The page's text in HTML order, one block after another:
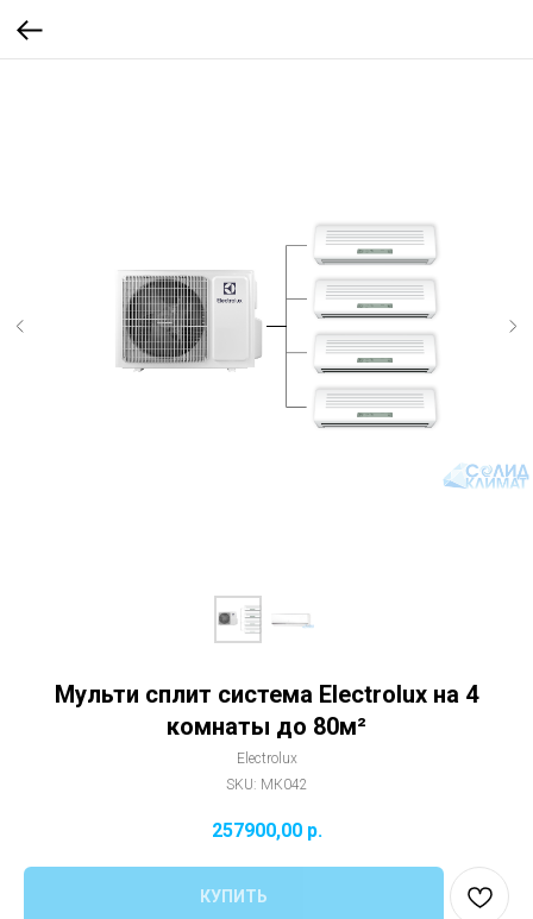
Мульти сплит система Electrolux на 4
комнаты до 80м²
Electrolux
SKU: МК042
257900,00 р.
КУПИТЬ